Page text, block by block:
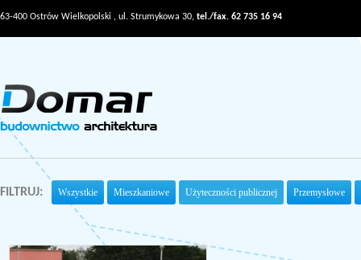
63-400 Ostrów Wielkopolski , ul. Strumykowa 30, tel./fax. 62 735 16 94
FILTRUJ: Wszystkie Mieszkaniowe Użyteczności publicznej Przemysłowe